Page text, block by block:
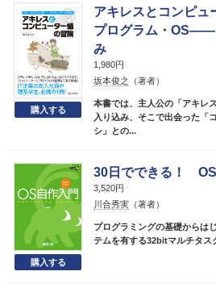
アキレスとコンピ
プログラム・OS――
み
1,980円
坂本俊之
（著者）
本書では、主人公の「アキレ
入り込み、そこで出会った「
シ」との...
30日でできる！
3,520円
川合秀実 （著者）
プログラミングの基礎からは
テムを有する32bitマルチタス